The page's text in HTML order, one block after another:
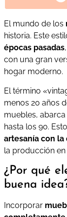
El mundo de los
historia. Este
épocas pasadas
con una gran
hogar moderno.
El término
menos 20 años
muebles,
hasta los 90.
artesanía con
la producción
¿Por qué
buena
Incorporar